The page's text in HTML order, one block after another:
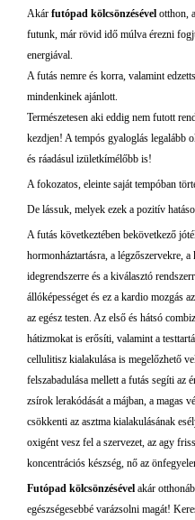
Akár futópad kölcsönzésével otthon,
futunk, már rövid idő múlva érezni
energiával.
A futás nemre és korra, valamint
mindenkinek ajánlott.
Természetesen aki eddig nem futott
kezdjen! A tempós gyaloglás legalább
és ráadásul izületkímélőbb is!
A fokozatos, eleinte saját tempóban
De lássuk, melyek ezek a pozitív
A futás következtében bekövetkező
hormonháztartásra, a légzőszervekre,
idegrendszerre és a kiválasztó
állóképességet és ez a kardio mozgás
az egész testen. Az első és hátsó
hátizmokat is erősíti, valamint a
cellulitisz kialakulása is megelőzhető
felszabadulása mellett a futás segíti az
zsírok lerakódását a májban, a magas
csökkenti az asztma kialakulásának
oxigént vesz fel a szervezet, az agy
koncentrációs készség, nő az
Futópad kölcsönzésével akár
egészségesebbé varázsolni magát!